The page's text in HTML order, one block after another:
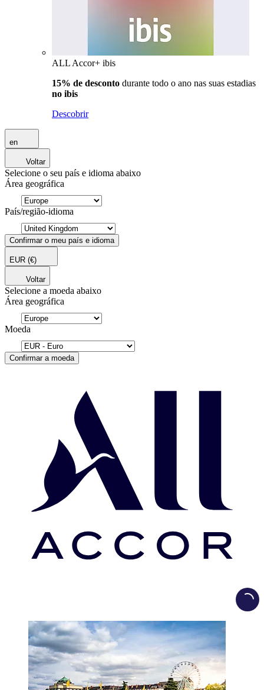
ALL Accor+ ibis
15% de desconto durante todo o ano nas suas estadias
no ibis
Descobrir
en
Voltar
Selecione o seu país e idioma abaixo
Área geográfica
País/região-idioma
Confirmar o meu país e idioma
EUR (€)
Voltar
Selecione a moeda abaixo
Área geográfica
Moeda
Confirmar a moeda